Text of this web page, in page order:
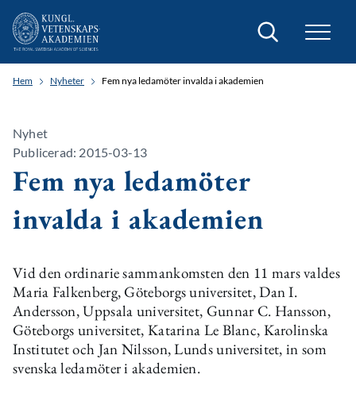
Sök
Hem Nyheter Fem nya ledamöter invalda i akademien
Nyhet
Publicerad: 2015-03-13
Fem nya ledamöter
invalda i akademien
Vid den ordinarie sammankomsten den 11 mars valdes
Maria Falkenberg, Göteborgs universitet, Dan I.
Andersson, Uppsala universitet, Gunnar C. Hansson,
Göteborgs universitet, Katarina Le Blanc, Karolinska
Institutet och Jan Nilsson, Lunds universitet, in som
svenska ledamöter i akademien.